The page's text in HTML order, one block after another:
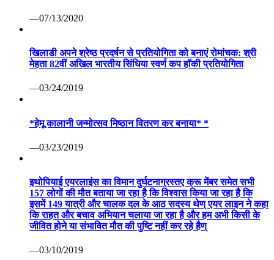
—07/13/2020
खिलाडी अपने श्रेष्ठ प्रदर्षन से प्रतियोगिता को बनाएं रोमांचक: श्री
मेहता 82वीं अखिल भारतीय सिंधिया स्वर्ण कप हॉकी प्रतियोगिता
—03/24/2019
*हेमू कालानी जन्मोत्सव मिष्ठान वितरण कर बनाया* *
—03/23/2019
इथोपियाई एयरलाइंस का विमान दुर्घटनाग्रस्तए क्रू मेंबर समेत सभी
157 लोगों की मौत बताया जा रहा है कि विश्वास किया जा रहा है कि
इसमें 149 यात्री और चालक दल के आठ सदस्य थेण् एयर लाइन ने कहा
कि राहत और बचाव अभियान चलाया जा रहा है और हम अभी किसी के
जीवित होने या संभावित मौत की पुष्टि नहीं कर रहे हैण्
—03/10/2019